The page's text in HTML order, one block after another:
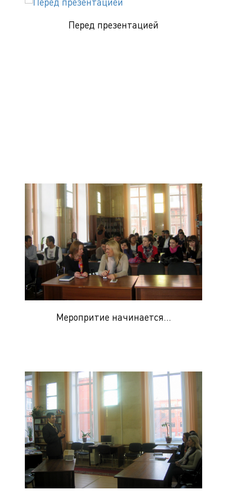
Перед презентацией
Меропритие начинается...